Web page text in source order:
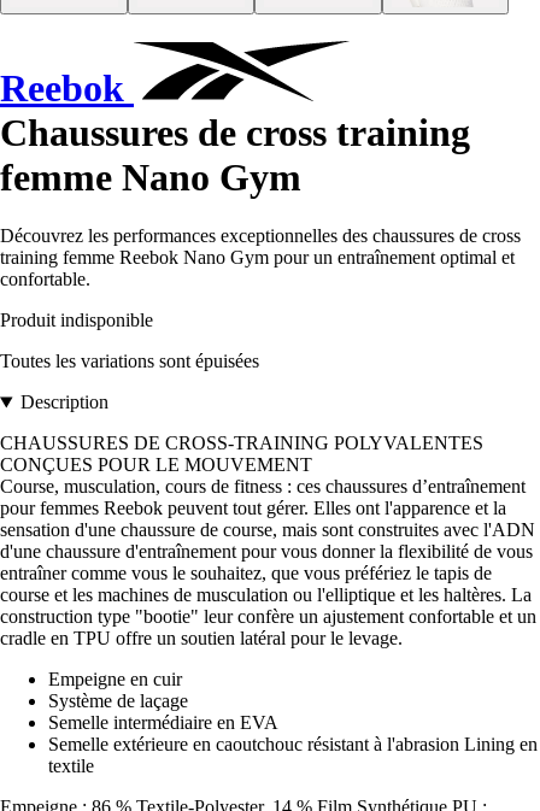
Reebok
Chaussures de cross training
femme Nano Gym
Découvrez les performances exceptionnelles des chaussures de cross
training femme Reebok Nano Gym pour un entraînement optimal et
confortable.
Produit indisponible
Toutes les variations sont épuisées
Description
CHAUSSURES DE CROSS-TRAINING POLYVALENTES
CONÇUES POUR LE MOUVEMENT
Course, musculation, cours de fitness : ces chaussures d’entraînement
pour femmes Reebok peuvent tout gérer. Elles ont l'apparence et la
sensation d'une chaussure de course, mais sont construites avec l'ADN
d'une chaussure d'entraînement pour vous donner la flexibilité de vous
entraîner comme vous le souhaitez, que vous préfériez le tapis de
course et les machines de musculation ou l'elliptique et les haltères. La
construction type "bootie" leur confère un ajustement confortable et un
cradle en TPU offre un soutien latéral pour le levage.
Empeigne en cuir
Système de laçage
Semelle intermédiaire en EVA
Semelle extérieure en caoutchouc résistant à l'abrasion Lining en
textile